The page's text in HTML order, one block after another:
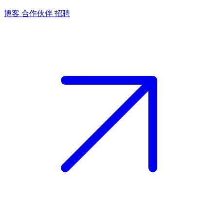
博客 合作伙伴 招聘